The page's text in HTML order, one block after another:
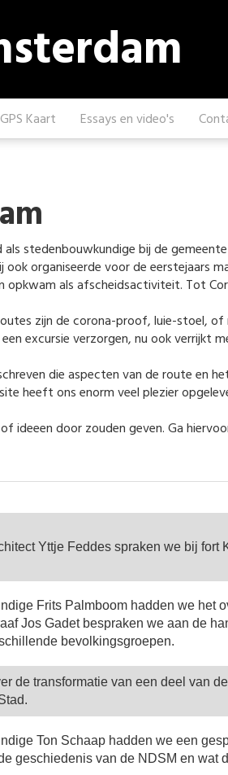
GPS Kaart Essays en video's
stedenbouwkundige bij de
organiseerde voor de eerstejaars
als afscheidsactiviteit. Tot
zijn de corona-proof, luie-stoel,
excursie verzorgen, nu ook verrijkt
die aspecten van de route en
heeft ons enorm veel plezier
ideeen door zouden geven. Ga
Yttje Feddes spraken we bij
Frits Palmboom hadden we het
Jos Gadet bespraken we aan de
bevolkingsgroepen.
de transformatie van een deel van
Ton Schaap hadden we een
geschiedenis van de NDSM en wat